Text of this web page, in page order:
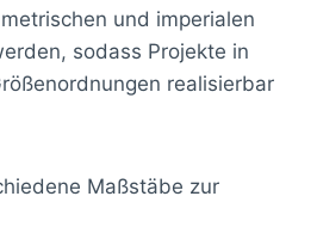
und imperialen
sodass Projekte in
realisierbar
Maßstäbe zur